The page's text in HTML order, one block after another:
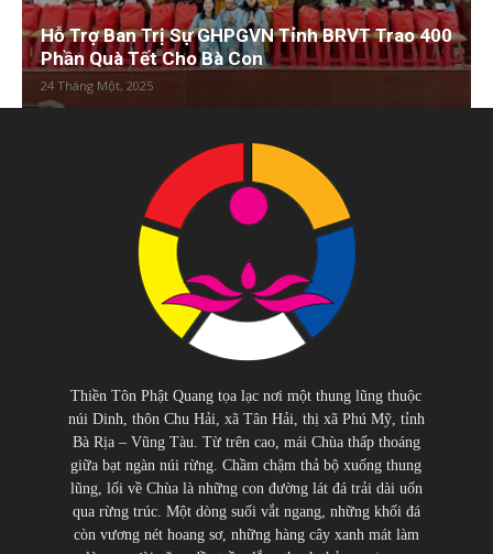
Hỗ Trợ Ban Trị Sự GHPGVN Tỉnh BRVT Trao 400
Phần Quà Tết Cho Bà Con
24 Tháng Một, 2025
Thiền Tôn Phật Quang tọa lạc nơi một thung lũng thuộc
núi Dinh, thôn Chu Hải, xã Tân Hải, thị xã Phú Mỹ, tỉnh
Bà Rịa – Vũng Tàu. Từ trên cao, mái Chùa thấp thoáng
giữa bạt ngàn núi rừng. Chầm chậm thả bộ xuống thung
lũng, lối về Chùa là những con đường lát đá trải dài uốn
qua rừng trúc. Một dòng suối vắt ngang, những khối đá
còn vương nét hoang sơ, những hàng cây xanh mát làm